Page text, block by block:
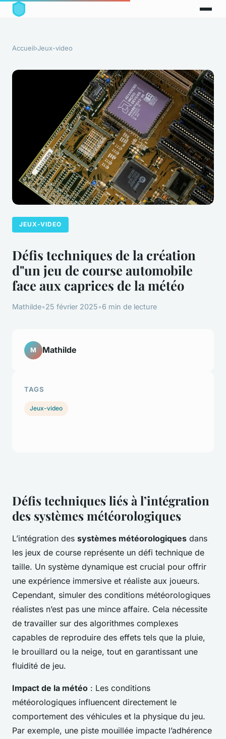
Accueil›Jeux-video
JEUX-VIDEO
Défis techniques de la création
d"un jeu de course automobile
face aux caprices de la météo
Mathilde•25 février 2025•6 min de lecture
Défis techniques liés à l’intégration
des systèmes météorologiques
L’intégration des systèmes météorologiques dans
les jeux de course représente un défi technique de
taille. Un système dynamique est crucial pour offrir
une expérience immersive et réaliste aux joueurs.
Cependant, simuler des conditions météorologiques
réalistes n’est pas une mince affaire. Cela nécessite
de travailler sur des algorithmes complexes
capables de reproduire des effets tels que la pluie,
le brouillard ou la neige, tout en garantissant une
fluidité de jeu.
Impact de la météo : Les conditions
météorologiques influencent directement le
comportement des véhicules et la physique du jeu.
Par exemple, une piste mouillée impacte l’adhérence
M Mathilde
TAGS
Jeux-video